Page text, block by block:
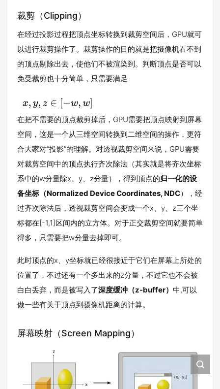
裁剪（Clipping）
在经过投影过程把顶点坐标转换到裁剪空间后，GPU就可
以进行裁剪操作了。裁剪操作的目的就是把摄像机看不到
的顶点剔除出去，使他们不被渲染到。判断顶点是否可以
免受裁剪也十分简单，只需要满足
在把不需要的顶点裁剪掉后，GPU需要把顶点映射到屏幕
空间，这是一个从三维空间转换到二维空间的操作，更符
合大家对“投影”的理解。对透视裁剪空间来说，GPU需要
对裁剪空间中的顶点执行齐次除法（其实就是将齐次坐标
系中的w分量除x、y、z分量），得到顶点的归一化的设
备坐标（Normalized Device Coordinates, NDC），经
过齐次除法后，透视裁剪空间会变成一个x、y、z三个坐
标都在[-1,1]区间内的立方体。对于正交裁剪空间就要简单
得多，只需要把w分量去掉即可。
此时顶点的x、y坐标就已经很接近于它们在屏幕上所处的
位置了，不过还有一个多出来的z分量，不过它也不会被
白白丢弃，而是被写入了深度缓冲（z-buffer） 中,可以
做一些有关于顶点到摄像机距离的计算。
屏幕映射（Screen Mapping）